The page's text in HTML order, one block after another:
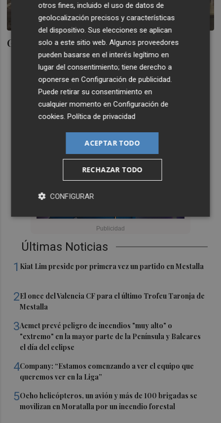
Grifols emite bonos al 5,25%
Últimas Noticias
1 Kiat Lim preside por primera vez un partido en Mestalla
2El once del Valencia CF para el último Trofeu Taronja de
Mestalla
3Aemet prevé peligro de incendios "muy alto" o
"extremo" en la mayor parte de la Península y Baleares
el día del eclipse
4Company: “Estamos comenzando a ver el equipo que
queremos ver en la Liga”
5Ocho helicópteros, un avión y más de 100 brigadas se
movilizan en Moratalla por un incendio forestal
otros fines, incluido el uso de datos de
geolocalización precisos y características
del dispositivo. Sus elecciones se aplican
solo a este sitio web. Algunos proveedores
pueden basarse en el interés legítimo en
lugar del consentimiento; tiene derecho a
oponerse enConfiguración de publicidad
Puede retirar su consentimiento en
cualquier momento enConfiguración de
cookies .Política de privacidad
ACEPTAR TODO
RECHAZAR TODO
CONFIGURAR